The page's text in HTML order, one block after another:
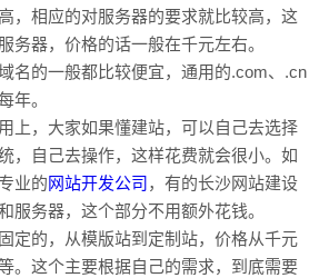
，相应的对服务器的要求就比较高，这
务器，价格的话一般在千元左右。
的一般都比较便宜，通用的.com、.cn
年。
，大家如果懂建站，可以自己去选择
，自己去操作，这样花费就会很小。如
业的网站开发公司 ，有的长沙网站建设
服务器，这个部分不用额外花钱。
的，从模版站到定制站，价格从千元
。这个主要根据自己的需求，到底需要